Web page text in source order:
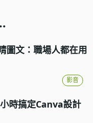
圖文：職場人都在用
影音
時搞定Canva設計